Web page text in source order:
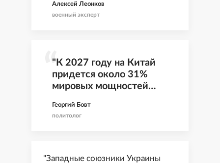
организм"
Алексей Леонков
военный эксперт
"К 2027 году на Китай
придется около 31%
мировых мощностей
нм"
Георгий Бовт
политолог
"Западные союзники Украины